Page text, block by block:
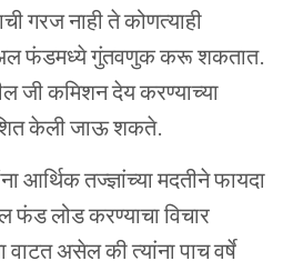
गरज नाही ते कोणत्याही
फंडमध्ये गुंतवणुक करू शकतात.
जी कमिशन देय करण्याच्या
केली जाऊ शकते.
आर्थिक तज्ज्ञांच्या मदतीने फायदा
फंड लोड करण्याचा विचार
असेल की त्यांना पाच वर्षे